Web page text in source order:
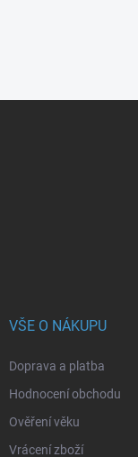
VŠE O NÁKUPU
Doprava a platba
Hodnocení obchodu
Ověření věku
Vrácení zboží